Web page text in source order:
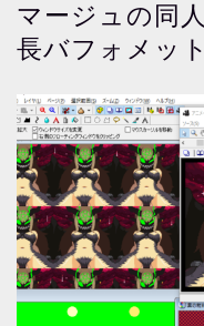
マージュの同
長バフォメッ